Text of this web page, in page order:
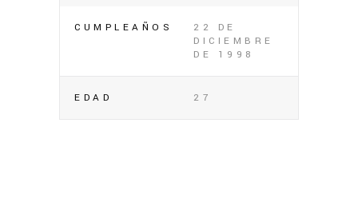
CUMPLEAÑOS
22 DE
DICIEMBRE
DE 1998
EDAD 27